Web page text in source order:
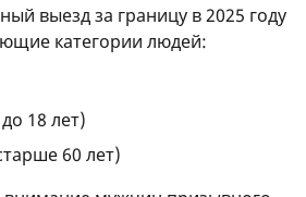
выезд за границу в 2025 году
категории людей:
18 лет)
60 лет)